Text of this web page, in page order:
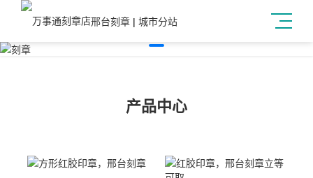
邢台刻章 | 城市分站
产品中心